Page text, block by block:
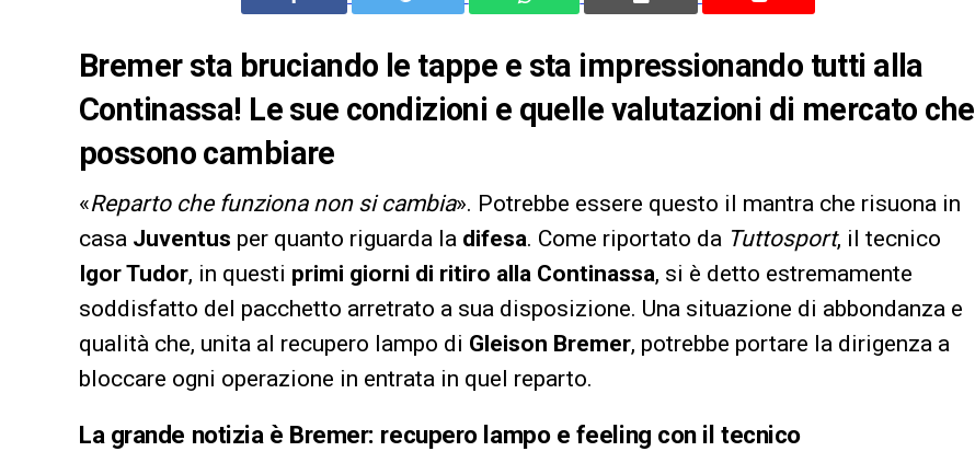
Bremer sta bruciando le tappe e sta impressionando tutti alla
Continassa! Le sue condizioni e quelle valutazioni di mercato che
possono cambiare
«Reparto che funziona non si cambia». Potrebbe essere questo il mantra che risuona in
casa Juventus per quanto riguarda la difesa. Come riportato da Tuttosport, il tecnico
Igor Tudor, in questi primi giorni di ritiro alla Continassa, si è detto estremamente
soddisfatto del pacchetto arretrato a sua disposizione. Una situazione di abbondanza e
qualità che, unita al recupero lampo di Gleison Bremer, potrebbe portare la dirigenza a
bloccare ogni operazione in entrata in quel reparto.
La grande notizia è Bremer: recupero lampo e feeling con il tecnico